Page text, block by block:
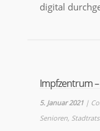
digital
Impfzentrum
5. Januar 2021|
Senioren,